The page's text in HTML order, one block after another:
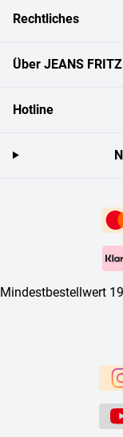
Rechtliches
Über JEANS FRITZ
Hotline
Mindestbestellwert